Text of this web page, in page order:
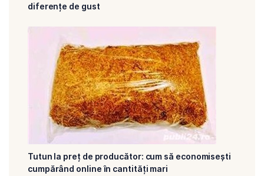
diferențe de gust
Tutun la preț de producător: cum să economisești
cumpărând online în cantități mari